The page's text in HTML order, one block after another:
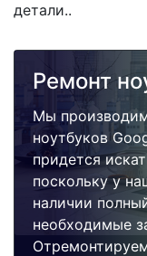
детали..
Ремонт
Мы
ноутбуков
придется
поскольку у
наличии
необходимые